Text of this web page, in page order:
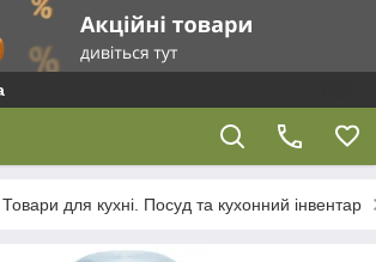
Товари для кухні. Посуд та кухонний інвентар